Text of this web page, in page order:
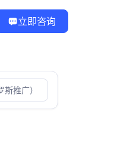
立即咨询
推广）